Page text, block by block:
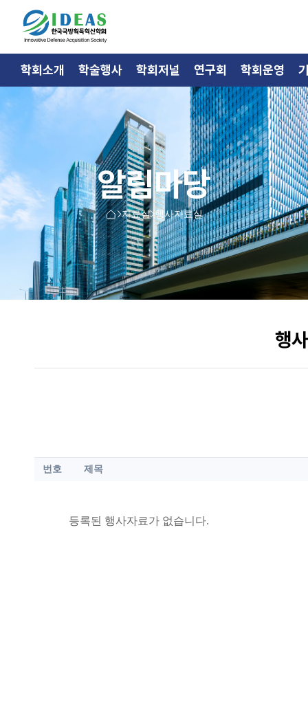
알림마당
자료실 행사자료실
학회소개 학술행사 학회저널 연구회 학회운영
행
번호 제목
등록된 행사자료가 없습니다.